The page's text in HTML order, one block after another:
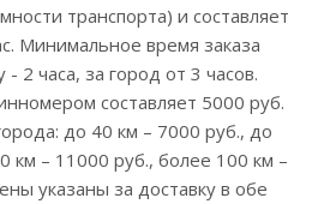
транспорта) и составляет
Минимальное время заказа
2 часа, за город от 3 часов.
составляет 5000 руб.
до 40 км – 7000 руб., до
км – 11000 руб., более 100 км –
указаны за доставку в обе